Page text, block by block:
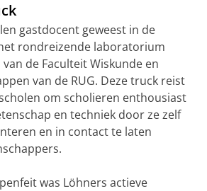
gastdocent geweest in de
rondreizende laboratorium
de Faculteit Wiskunde en
van de RUG. Deze truck reist
om scholieren enthousiast
en techniek door ze zelf
en in contact te laten
was Löhners actieve